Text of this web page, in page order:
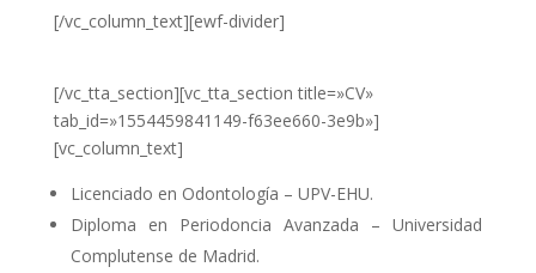
[/vc_column_text][ewf-divider]
[/vc_tta_section][vc_tta_section title=»CV»
tab_id=»1554459841149-f63ee660-3e9b»]
[vc_column_text]
Licenciado en Odontología – UPV-EHU.
Diploma en Periodoncia Avanzada – Universidad
Complutense de Madrid.